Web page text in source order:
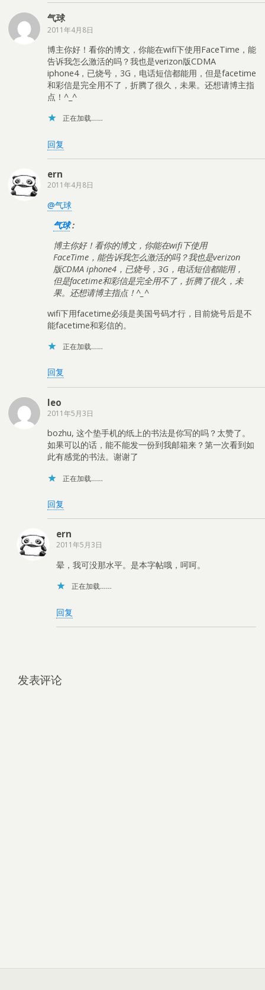
气球
2011年4月8日
博主你好！看你的博文，你能在wifi下使用FaceTime，能
告诉我怎么激活的吗？我也是verizon版CDMA
iphone4，已烧号，3G，电话短信都能用，但是facetime
和彩信是完全用不了，折腾了很久，未果。还想请博主指
点！^_^
正在加载……
回复
ern
2011年4月8日
@气球
气球:
博主你好！看你的博文，你能在wifi下使用
FaceTime，能告诉我怎么激活的吗？我也是verizon
版CDMA iphone4，已烧号，3G，电话短信都能用，
但是facetime和彩信是完全用不了，折腾了很久，未
果。还想请博主指点！^_^
wifi下用facetime必须是美国号码才行，目前烧号后是不
能facetime和彩信的。
正在加载……
回复
leo
2011年5月3日
bozhu, 这个垫手机的纸上的书法是你写的吗？太赞了。
如果可以的话，能不能发一份到我邮箱来？第一次看到如
此有感觉的书法。谢谢了
正在加载……
回复
ern
2011年5月3日
晕，我可没那水平。是本字帖哦，呵呵。
正在加载……
回复
发表评论